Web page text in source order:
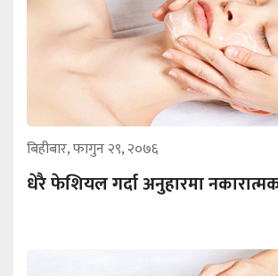
बिहीबार, फागुन २९, २०७६
धेरै फेशियल गर्दा अनुहारमा